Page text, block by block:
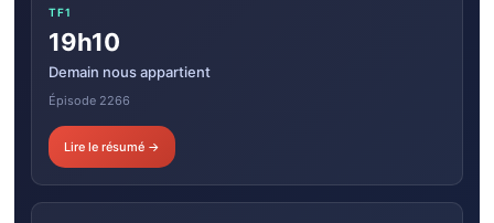
TF1
19h10
Demain nous appartient
Épisode 2266
Lire le résumé →